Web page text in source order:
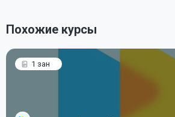
Похожие курсы
1 зан